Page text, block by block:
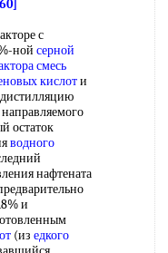
с
ной серной
смесь
кислоти
направляемого
остаток
водного
нафтената
и
(из едкого